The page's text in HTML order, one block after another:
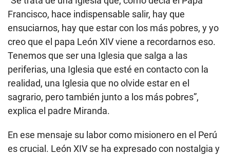
Francisco, hace indispensable salir, hay que
ensuciarnos, hay que estar con los más pobres, y yo
creo que el papa León XIV viene a recordarnos eso.
Tenemos que ser una Iglesia que salga a las
periferias, una Iglesia que esté en contacto con la
realidad, una Iglesia que no olvide estar en el
sagrario, pero también junto a los más pobres”,
explica el padre Miranda.
En ese mensaje su labor como misionero en el Perú
es crucial. León XIV se ha expresado con nostalgia y